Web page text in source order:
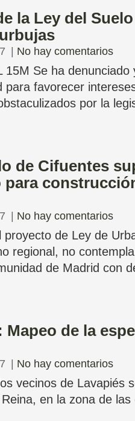
la Ley del
No hay comentarios
15M Se ha denunciado
para favorecer
por la
de Cifuentes
para
No hay comentarios
proyecto de Ley de
regional, no
de Madrid con
Mapeo de la
No hay comentarios
vecinos de Lavapiés
en la zona de